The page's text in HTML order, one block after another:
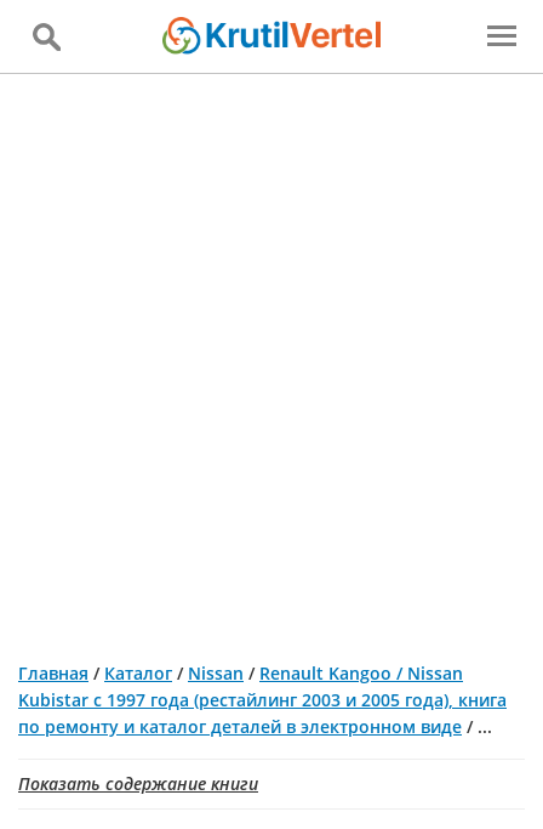
Главная / Каталог / Nissan / Renault Kangoo / Nissan
Kubistar с 1997 года (рестайлинг 2003 и 2005 года), книга
по ремонту и каталог деталей в электронном виде / ...
Показать содержание книги